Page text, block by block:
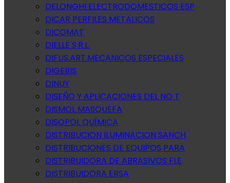
DELONGHI ELECTRODOMESTICOS ESP
DICAR PERFILES METALICOS
DICOMAT
DIELLE S.R.L.
DIFUS.ART.MECANICOS ESPECIALES
DIGEBIS
DINUY
DISEÑO Y APLICACIONES DEL NO T
DISMOL MASQUEFA
DISOPOL QUÍMICA
DISTRIBUCION ILUMINACION SANCH
DISTRIBUCIONES DE EQUIPOS PARA
DISTRIBUIDORA DE ABRASIVOS FLE
DISTRIBUIDORA ERSA